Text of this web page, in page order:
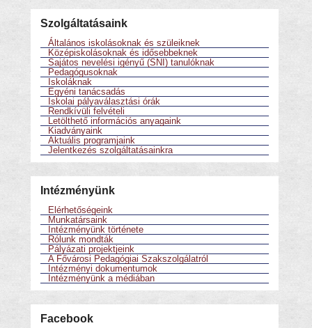
Szolgáltatásaink
Általános iskolásoknak és szüleiknek
Középiskolásoknak és idősebbeknek
Sajátos nevelési igényű (SNI) tanulóknak
Pedagógusoknak
Iskoláknak
Egyéni tanácsadás
Iskolai pályaválasztási órák
Rendkívüli felvételi
Letölthető információs anyagaink
Kiadványaink
Aktuális programjaink
Jelentkezés szolgáltatásainkra
Intézményünk
Elérhetőségeink
Munkatársaink
Intézményünk története
Rólunk mondták
Pályázati projektjeink
A Fővárosi Pedagógiai Szakszolgálatról
Intézményi dokumentumok
Intézményünk a médiában
Facebook